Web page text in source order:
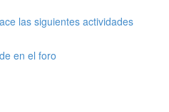
las siguientes actividades
en el foro